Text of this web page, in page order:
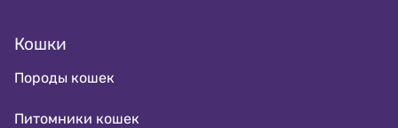
Кошки
Породы кошек
Питомники кошек